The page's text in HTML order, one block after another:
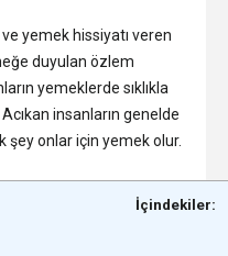
yemek hissiyatı veren
duyulan özlem
yemeklerde sıklıkla
insanların genelde
şey onlar için yemek olur.
İçindekiler: